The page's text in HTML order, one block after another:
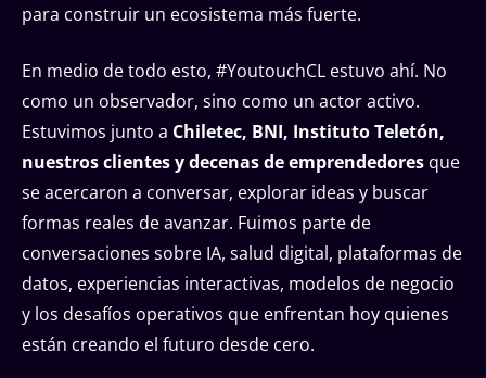
para construir un ecosistema más fuerte.
En medio de todo esto, #YoutouchCL estuvo ahí. No
como un observador, sino como un actor activo.
Estuvimos junto a Chiletec, BNI, Instituto Teletón,
nuestros clientes y decenas de emprendedores que
se acercaron a conversar, explorar ideas y buscar
formas reales de avanzar. Fuimos parte de
conversaciones sobre IA, salud digital, plataformas de
datos, experiencias interactivas, modelos de negocio
y los desafíos operativos que enfrentan hoy quienes
están creando el futuro desde cero.